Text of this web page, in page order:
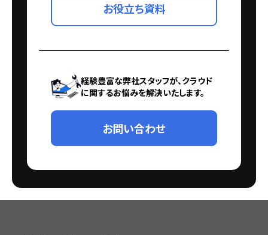
お役立ち資料
経験豊富な弊社スタッフが、クラウド
に関するお悩みを解決いたします。
お問い合わせ